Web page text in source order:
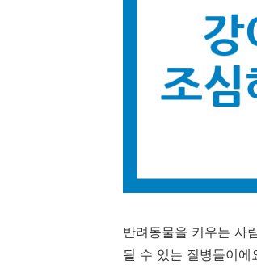
반려동물을 키우는 사
될 수 있는 질병들이